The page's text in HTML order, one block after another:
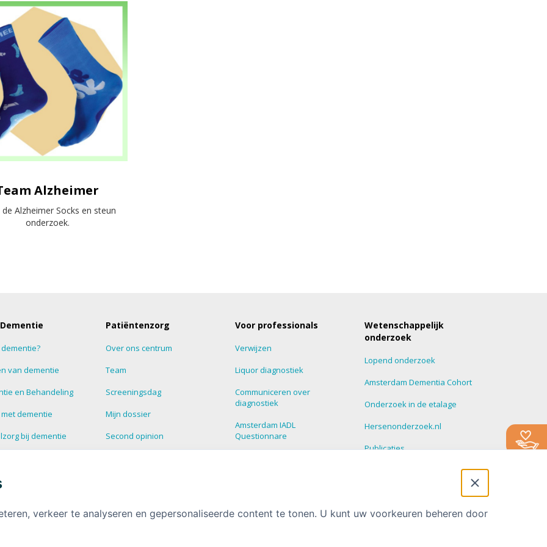
Alzheimer
Alzheimer Socks en steun
onderzoek.
van dementie
en Behandeling
dementie
bij dementie
over
Patiëntenzorg
Over ons centrum
Team
Screeningsdag
Mijn dossier
Second opinion
Voor professionals
Verwijzen
Liquor diagnostiek
Communiceren over
diagnostiek
Amsterdam IADL
Questionnare
Wetenschappelijk
onderzoek
Lopend onderzoek
Amsterdam Dementia Cohort
Onderzoek in de etalage
Hersenonderzoek.nl
Publicaties
verkeer te analyseren en gepersonaliseerde content te tonen. U kunt uw voorkeuren beheren door